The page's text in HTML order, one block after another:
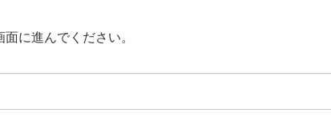
に進んでください。